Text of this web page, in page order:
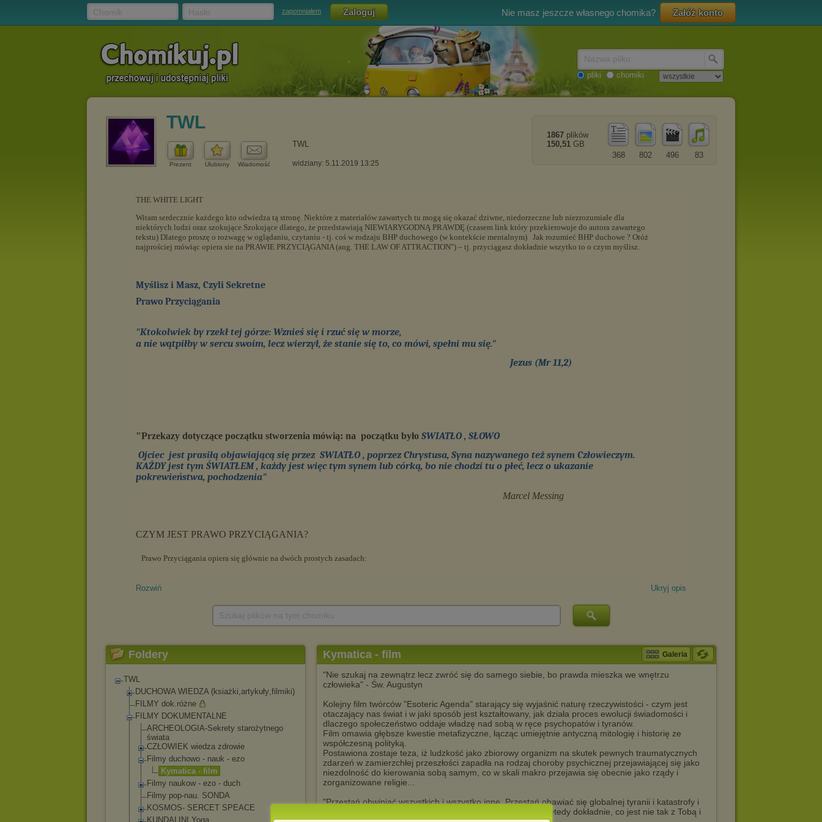
zapomniałem Nie masz jeszcze własnego chomika? Załóż konto
pliki chomiki
TWL
Prezent Ulubiony Wiadomość
TWL
widziany: 5.11.2019 13:25
83
496
802
368
1867 plików
150,51 GB
Ukryj opis
Rozwiń
Foldery
TWL
DUCHOWA WIEDZA (ksiażki,artykuły,filmiki)
FILMY dok.różne
FILMY DOKUMENTALNE
ARCHEOLOGIA-Sekrety starożytnego
świata
CZŁOWIEK wiedza zdrowie
Filmy duchowo - nauk - ezo
Kymatica - film
Filmy naukow - ezo - duch
Filmy pop-nau. SONDA
KOSMOS- SERCET SPEACE
KUNDALINI Yoga
Kymatica - film Galeria
"Nie szukaj na zewnątrz lecz zwróć się do samego siebie, bo prawda mieszka we wnętrzu
człowieka" - Św. Augustyn
Kolejny film twórców "Esoteric Agenda" starający się wyjaśnić naturę rzeczywistości - czym jest
otaczający nas świat i w jaki sposób jest kształtowany, jak działa proces ewolucji świadomości i
dlaczego społeczeństwo oddaje władzę nad sobą w ręce psychopatów i tyranów.
Film omawia głębsze kwestie metafizyczne, łącząc umiejętnie antyczną mitologię i historię ze
współczesną polityką.
Postawiona zostaje teza, iż ludzkość jako zbiorowy organizm na skutek pewnych traumatycznych
zdarzeń w zamierzchłej przeszłości zapadła na rodzaj choroby psychicznej przejawiającej się jako
niezdolność do kierowania sobą samym, co w skali makro przejawia się obecnie jako rządy i
zorganizowane religie...
"Przestań obwiniać wszystkich i wszystko inne. Przestań obawiać się globalnej tyranii i katastrofy i
ZWRÓĆ UWAGĘ na to, co pokazuje Ci świat. Dowiesz się wtedy dokładnie, co jest nie tak z Tobą i